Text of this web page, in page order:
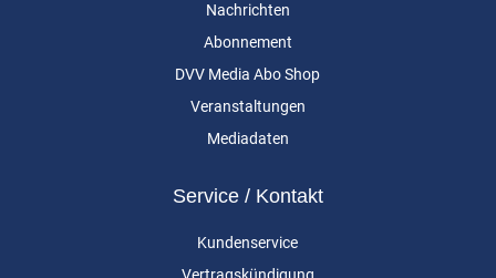
Nachrichten
Abonnement
DVV Media Abo Shop
Veranstaltungen
Mediadaten
Service / Kontakt
Kundenservice